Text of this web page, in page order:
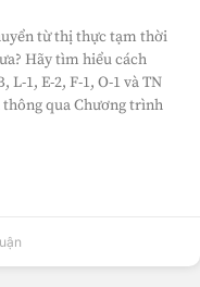
từ thị thực tạm thời
Hãy tìm hiểu cách
1, E-2, F-1, O-1 và TN
qua Chương trình